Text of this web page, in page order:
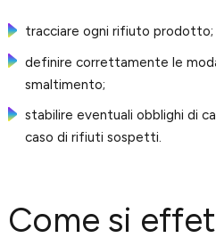
tracciare ogni rifiuto prodotto;
definire correttamente le
smaltimento;
stabilire eventuali obblighi di
caso di rifiuti sospetti.
Come si